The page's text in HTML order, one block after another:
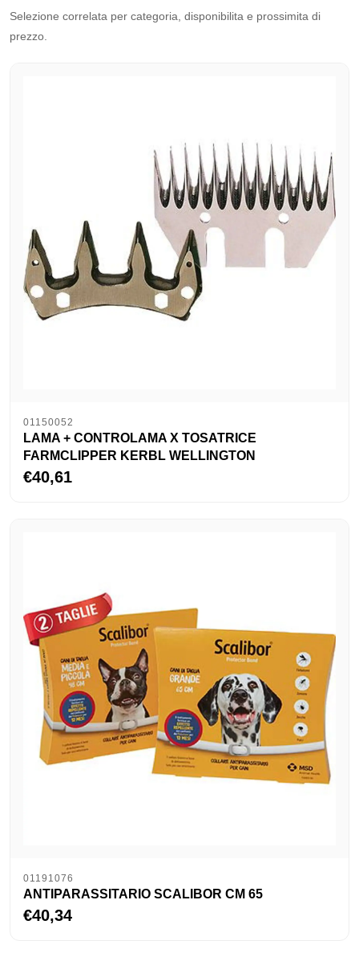
Selezione correlata per categoria, disponibilita e prossimita di
prezzo.
01150052
LAMA + CONTROLAMA X TOSATRICE
FARMCLIPPER KERBL WELLINGTON
€40,61
01191076
ANTIPARASSITARIO SCALIBOR CM 65
€40,34